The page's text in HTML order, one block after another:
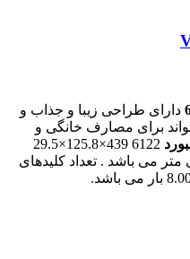
دارای طراحی زیبا و جذاب و
برای مصارف خانگی و
6122 439×125.8×29.5
و طول کابل آن 1500 میلی متر می باشد . تعداد کلید‌های